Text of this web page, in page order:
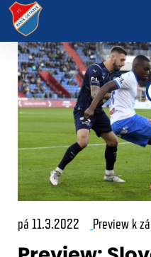
pá 11.3.2022 Preview k